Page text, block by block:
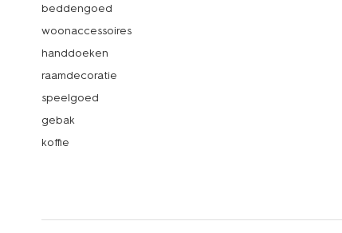
beddengoed
woonaccessoires
handdoeken
raamdecoratie
speelgoed
gebak
koffie